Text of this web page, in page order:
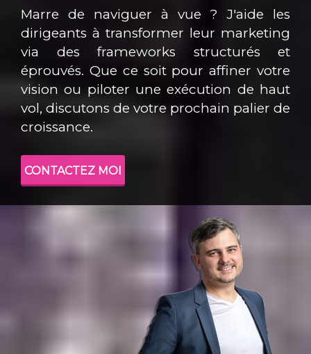
Marre de naviguer à vue ? J'aide les
dirigeants à transformer leur marketing
via des frameworks structurés et
éprouvés. Que ce soit pour affiner votre
vision ou piloter une exécution de haut
vol, discutons de votre prochain palier de
croissance.
CONTACTEZ MOI